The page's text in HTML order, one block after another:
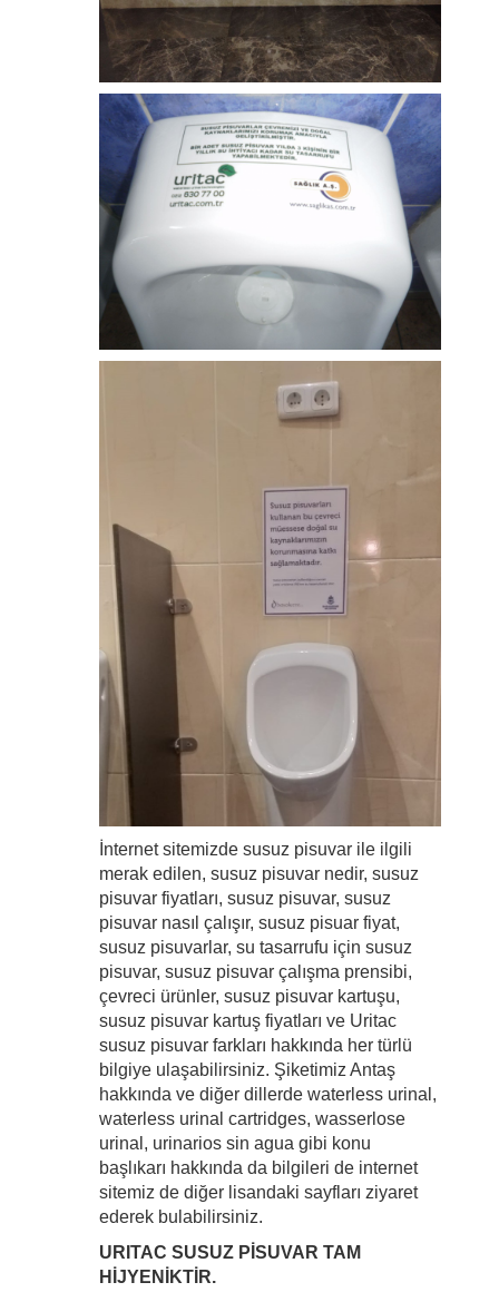
İnternet sitemizde susuz pisuvar ile ilgili
merak edilen, susuz pisuvar nedir, susuz
pisuvar fiyatları, susuz pisuvar, susuz
pisuvar nasıl çalışır, susuz pisuar fiyat,
susuz pisuvarlar, su tasarrufu için susuz
pisuvar, susuz pisuvar çalışma prensibi,
çevreci ürünler, susuz pisuvar kartuşu,
susuz pisuvar kartuş fiyatları ve Uritac
susuz pisuvar farkları hakkında her türlü
bilgiye ulaşabilirsiniz. Şiketimiz Antaş
hakkında ve diğer dillerde waterless urinal,
waterless urinal cartridges, wasserlose
urinal, urinarios sin agua gibi konu
başlıkarı hakkında da bilgileri de internet
sitemiz de diğer lisandaki sayfları ziyaret
ederek bulabilirsiniz.
URITAC SUSUZ PİSUVAR TAM
HİJYENİKTİR.